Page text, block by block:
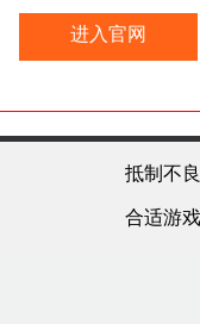
进入官网
抵制不
合适游